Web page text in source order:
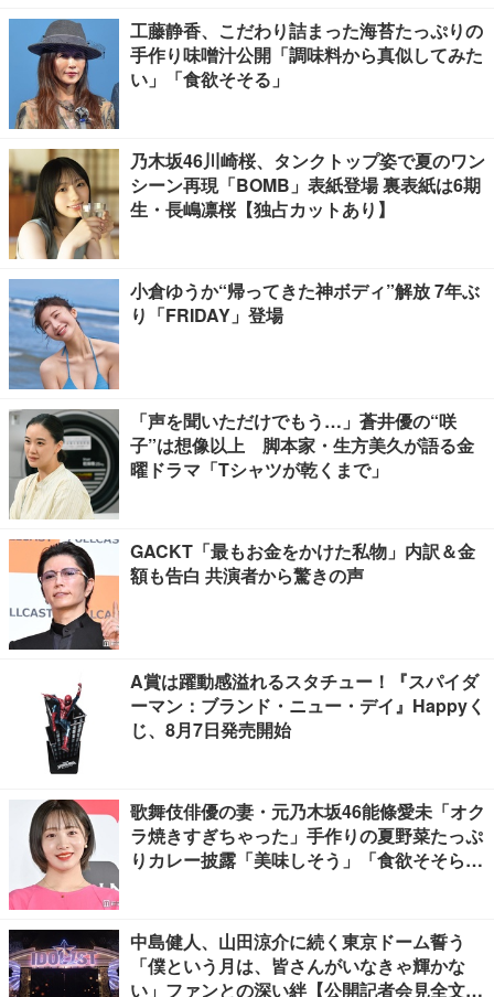
工藤静香、こだわり詰まった海苔たっぷりの
手作り味噌汁公開「調味料から真似してみた
い」「食欲そそる」
乃木坂46川崎桜、タンクトップ姿で夏のワン
シーン再現「BOMB」表紙登場 裏表紙は6期
生・長嶋凛桜【独占カットあり】
小倉ゆうか“帰ってきた神ボディ”解放 7年ぶ
り「FRIDAY」登場
「声を聞いただけでもう…」蒼井優の“咲
子”は想像以上 脚本家・生方美久が語る金
曜ドラマ「Tシャツが乾くまで」
GACKT「最もお金をかけた私物」内訳＆金
額も告白 共演者から驚きの声
A賞は躍動感溢れるスタチュー！『スパイダ
ーマン：ブランド・ニュー・デイ』Happyく
じ、8月7日発売開始
歌舞伎俳優の妻・元乃木坂46能條愛未「オク
ラ焼きすぎちゃった」手作りの夏野菜たっぷ
りカレー披露「美味しそう」「食欲そそられ
中島健人、山田涼介に続く東京ドーム誓う
「僕という月は、皆さんがいなきゃ輝かな
い」ファンとの深い絆【公開記者会見全文